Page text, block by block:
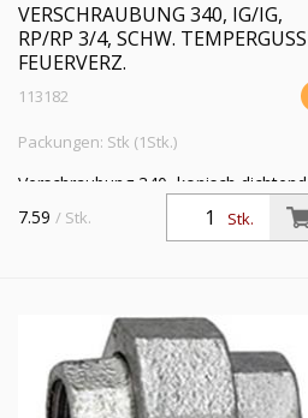
VERSCHRAUBUNG 340, IG/IG,
RP/RP 3/4, SCHW. TEMPERGUSS
FEUERVERZ.
113182
Packungen: Stk (1Stk.)
Verschraubung 340, konisch dichtend,
IG/IG, Rp/Rp 3/4, Betriebstemperatur
-20 °C bis 300 °C, schwarzer
Stk.
7.59 / Stk.